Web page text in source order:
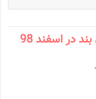
در اسفند 98